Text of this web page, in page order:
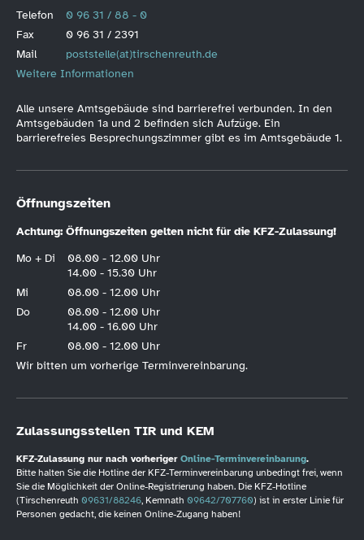
Telefon
0 96 31 / 88 - 0
Fax
0 96 31 / 2391
Mail
poststelle(at)tirschenreuth.de
Weitere Informationen
Alle unsere Amtsgebäude sind barrierefrei verbunden. In den
Amtsgebäuden 1a und 2 befinden sich Aufzüge. Ein
barrierefreies Besprechungszimmer gibt es im Amtsgebäude 1.
Öffnungszeiten
Achtung: Öffnungszeiten gelten nicht für die KFZ-Zulassung!
Mo + Di
08.00 - 12.00 Uhr
14.00 - 15.30 Uhr
Mi
08.00 - 12.00 Uhr
Do
08.00 - 12.00 Uhr
14.00 - 16.00 Uhr
Fr
08.00 - 12.00 Uhr
Wir bitten um vorherige Terminvereinbarung.
Zulassungsstellen TIR und KEM
KFZ-Zulassung nur nach vorheriger Online-Terminvereinbarung.
Bitte halten Sie die Hotline der KFZ-Terminvereinbarung unbedingt frei, wenn
Sie die Möglichkeit der Online-Registrierung haben. Die KFZ-Hotline
(Tirschenreuth 09631/88246, Kemnath 09642/707760) ist in erster Linie für
Personen gedacht, die keinen Online-Zugang haben!